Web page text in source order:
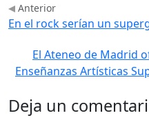
Anterior
En el rock serían un
El Ateneo de Madrid
Enseñanzas Artísticas
Deja un